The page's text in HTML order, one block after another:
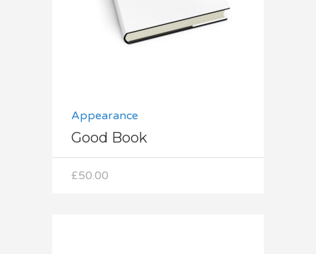
Appearance
Good Book
£50.00